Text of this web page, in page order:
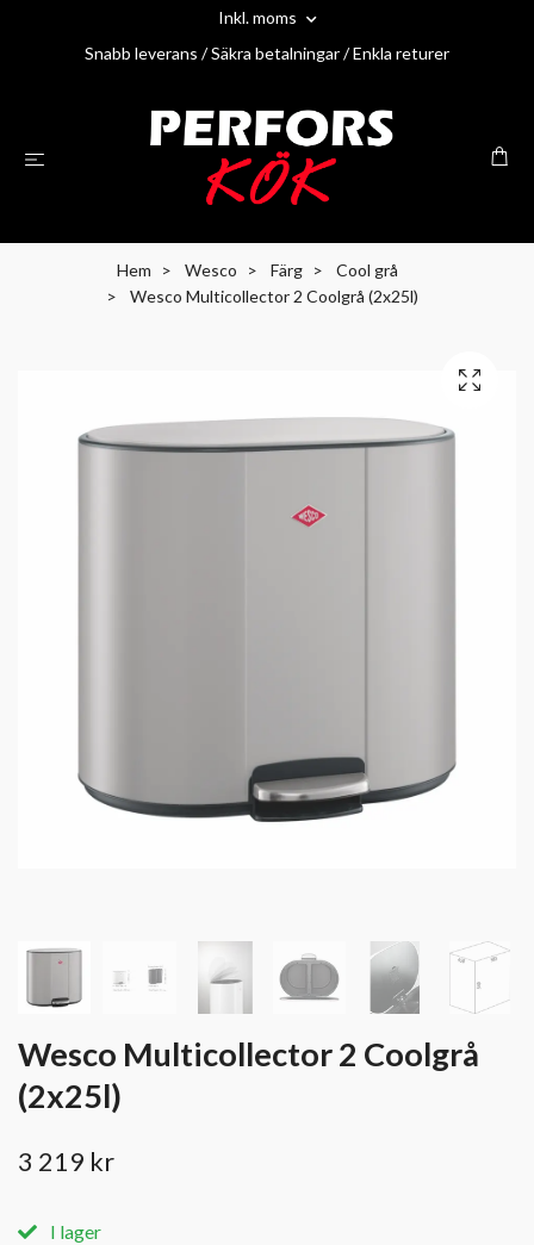
Inkl. moms
Snabb leverans / Säkra betalningar / Enkla returer
Hem Wesco Färg
Cool grå
Wesco Multicollector 2 Coolgrå (2x25l)
Wesco Multicollector 2 Coolgrå
(2x25l)
3 219 kr
I lager